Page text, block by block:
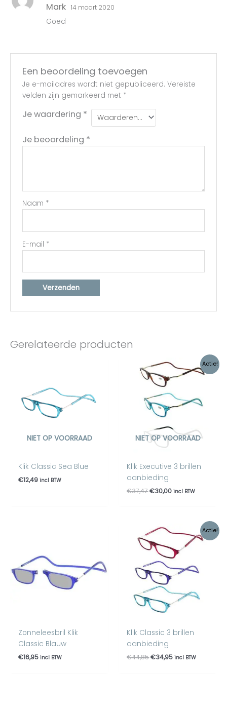
erd4uit 5
Mark 14 maart 2020
Goed
Een beoordeling toevoegen
Je e-mailadres wordt niet gepubliceerd. Vereiste
velden zijn gemarkeerd met *
Je waardering *
Je beoordeling *
Naam *
E-mail *
Gerelateerde producten
NIET OP VOORRAAD
Klik Classic Sea Blue
€12,49 incl BTW
Actie!
NIET OP VOORRAAD
Klik Executive 3 brillen
aanbieding
€37,47
Oorspronkelijke
prijs
was:
€37,47.
€30,00
prijs
is:
incl BTW
Zonneleesbril Klik
Classic Blauw
€16,95 incl BTW
Actie!
Klik Classic 3 brillen
aanbieding
€44,85
Oorspronkelijke
prijs
was:
€44,85.
€34,95
prijs
€34,95.
incl BTW